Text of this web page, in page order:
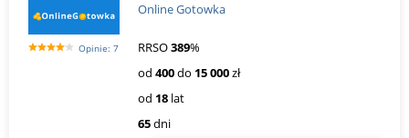
Opinie: 7
Online Gotowka
RRSO389%
od 400do 15 000zł
od 18 lat
65dni